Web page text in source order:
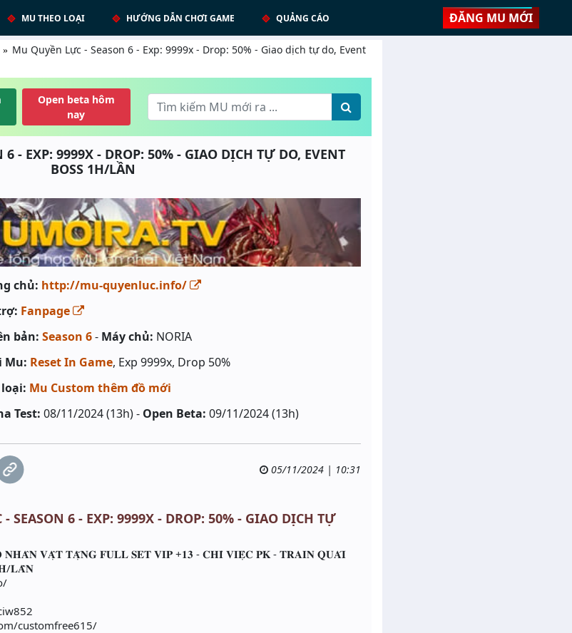
MU THEO LOẠI HƯỚNG DẪN CHƠI GAME QUẢNG CÁO ĐĂNG MU MỚI
Mu Quyền Lực - Season 6 - Exp: 9999x - Drop: 50% - Giao dịch tự do, Event
Open beta hôm
nay
- EXP: 9999X - DROP: 50% - GIAO DỊCH TỰ DO, EVENT
BOSS 1H/LẦN
chủ: http://mu-quyenluc.info/
Fanpage
bản: Season 6- Máy chủ: NORIA
Mu: Reset In Game, Exp 9999x, Drop 50%
Mu Custom thêm đồ mới
Test: 08/11/2024 (13h) - Open Beta: 09/11/2024 (13h)
05/11/2024 | 10:31
SEASON 6 - EXP: 9999X - DROP: 50% - GIAO DỊCH TỰ
𝐕𝐀̣̂𝐓 𝐓𝐀̣̆𝐍𝐆 𝐅𝐔𝐋𝐋 𝐒𝐄𝐓 𝐕𝐈𝐏 +𝟏𝟑 - 𝐂𝐇𝐈̉ 𝐕𝐈𝐄̣̂𝐂 𝐏𝐊 - 𝐓𝐑𝐀𝐈𝐍 𝐐𝐔𝐀́𝐈
𝐋𝐀̂̀𝐍
customfree615/